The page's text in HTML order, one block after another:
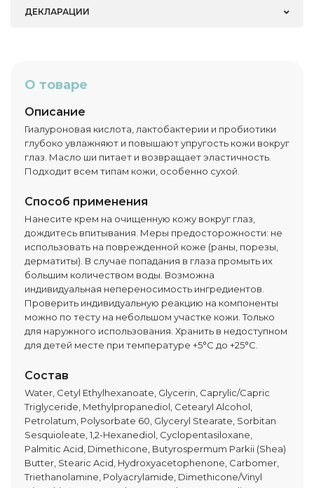
ДЕКЛАРАЦИИ
О товаре
Описание
Гиалуроновая кислота, лактобактерии и пробиотики
глубоко увлажняют и повышают упругость кожи вокруг
глаз. Масло ши питает и возвращает эластичность.
Подходит всем типам кожи, особенно сухой.
Способ применения
Нанесите крем на очищенную кожу вокруг глаз,
дождитесь впитывания. Меры предосторожности: не
использовать на поврежденной коже (раны, порезы,
дерматиты). В случае попадания в глаза промыть их
большим количеством воды. Возможна
индивидуальная непереносимость ингредиентов.
Проверить индивидуальную реакцию на компоненты
можно по тесту на небольшом участке кожи. Только
для наружного использования. Хранить в недоступном
для детей месте при температуре +5°C до +25°C.
Состав
Water, Cetyl Ethylhexanoate, Glycerin, Caprylic/Capric
Triglyceride, Methylpropanediol, Cetearyl Alcohol,
Petrolatum, Polysorbate 60, Glyceryl Stearate, Sorbitan
Sesquioleate, 1,2-Hexanediol, Cyclopentasiloxane,
Palmitic Acid, Dimethicone, Butyrospermum Parkii (Shea)
Butter, Stearic Acid, Hydroxyacetophenone, Carbomer,
Triethanolamine, Polyacrylamide, Dimethicone/Vinyl